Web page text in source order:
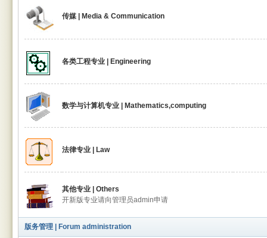
传媒 | Media & Communication
各类工程专业 | Engineering
数学与计算机专业 | Mathematics,computing
法律专业 | Law
其他专业 | Others
开新版专业请向管理员admin申请
版务管理 | Forum administration